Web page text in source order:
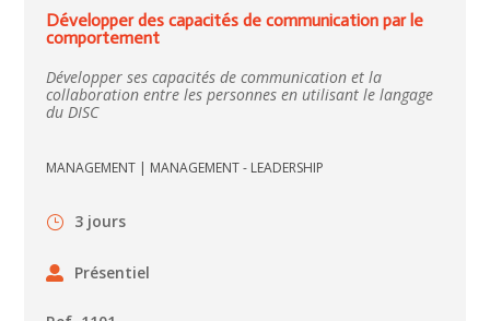
Développer des capacités de communication par le
comportement
Développer ses capacités de communication et la
collaboration entre les personnes en utilisant le langage
du DISC
MANAGEMENT | MANAGEMENT - LEADERSHIP
3 jours
Présentiel